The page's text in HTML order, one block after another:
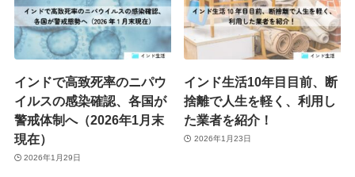
インドで高致死率のニパウ
イルスの感染確認、各国が
警戒体制へ（2026年1月末
現在）
2026年1月29日
インド生活10年目目前、断
捨離で人生を軽く、利用し
た業者を紹介！
2026年1月23日